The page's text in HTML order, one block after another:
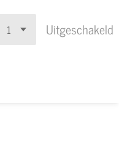
Uitgeschakeld